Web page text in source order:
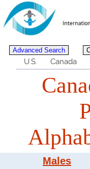
U.S. Canada
Males